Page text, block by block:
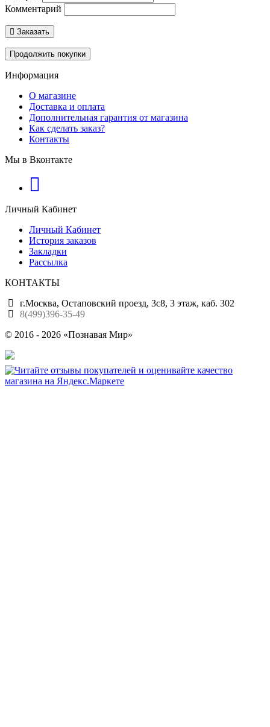
Комментарий
Заказать
Продолжить покупки
Информация
О магазине
Доставка и оплата
Дополнительная гарантия от магазина
Как сделать заказ?
Контакты
Мы в Вконтакте
Личный Кабинет
Личный Кабинет
История заказов
Закладки
Рассылка
КОНТАКТЫ
г.Москва, Остаповский проезд, 3с8, 3 этаж, каб. 302
8(499)396-35-49
© 2016 - 2026 «Познавая Мир»